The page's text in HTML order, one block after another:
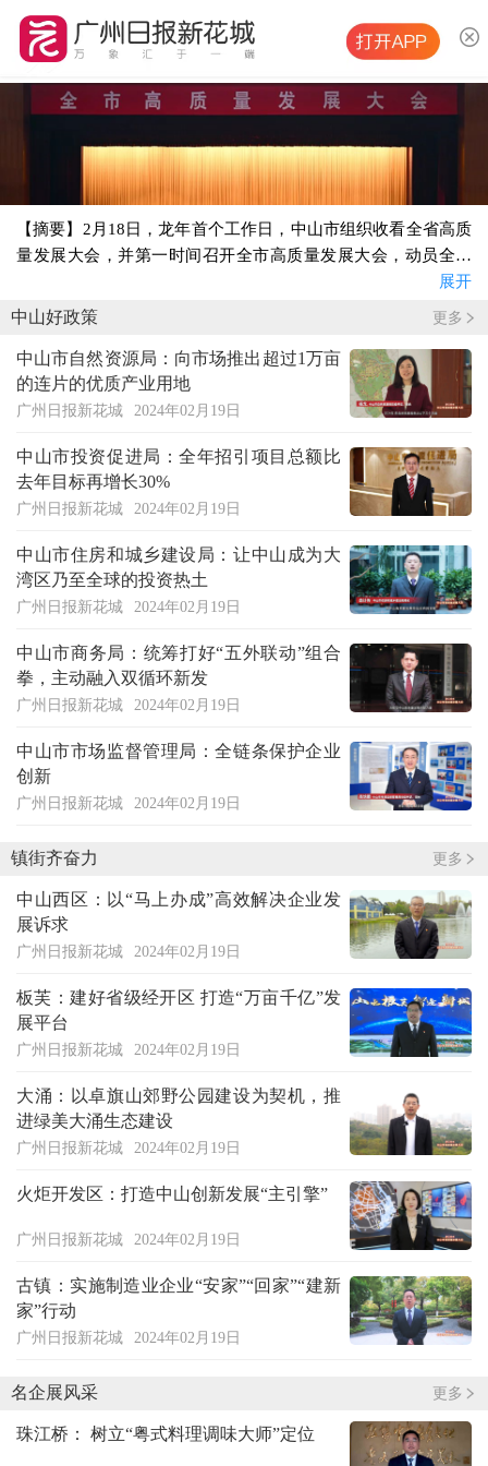
【摘要】2月18日，龙年首个工作日，中山市组织收看全省高质
量发展大会，并第一时间召开全市高质量发展大会，动员全市
上下在去年超常规发力的基础上，乘势而上、自我超越，朝着
高质量发展奋力加速度奔跑。
展开
中山好政策 更多
中山市自然资源局：向市场推出超过1万亩
的连片的优质产业用地
广州日报新花城 2024年02月19日
中山市投资促进局：全年招引项目总额比
去年目标再增长30%
广州日报新花城 2024年02月19日
中山市住房和城乡建设局：让中山成为大
湾区乃至全球的投资热土
广州日报新花城 2024年02月19日
中山市商务局：统筹打好“五外联动”组合
拳，主动融入双循环新发
广州日报新花城 2024年02月19日
中山市市场监督管理局：全链条保护企业
创新
广州日报新花城 2024年02月19日
镇街齐奋力 更多
中山西区：以“马上办成”高效解决企业发
展诉求
广州日报新花城 2024年02月19日
板芙：建好省级经开区 打造“万亩千亿”发
展平台
广州日报新花城 2024年02月19日
大涌：以卓旗山郊野公园建设为契机，推
进绿美大涌生态建设
广州日报新花城 2024年02月19日
火炬开发区：打造中山创新发展“主引擎”
广州日报新花城 2024年02月19日
古镇：实施制造业企业“安家”“回家”“建新
家”行动
广州日报新花城 2024年02月19日
名企展风采 更多
珠江桥： 树立“粤式料理调味大师”定位